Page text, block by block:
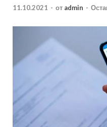
11.10.2021 - от admin -